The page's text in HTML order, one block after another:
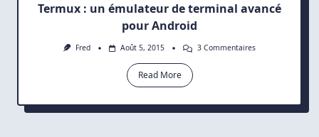
Termux : un émulateur de terminal avancé
pour Android
Fred Août 5, 2015 3 CommentairesSur
Terminal
Read More